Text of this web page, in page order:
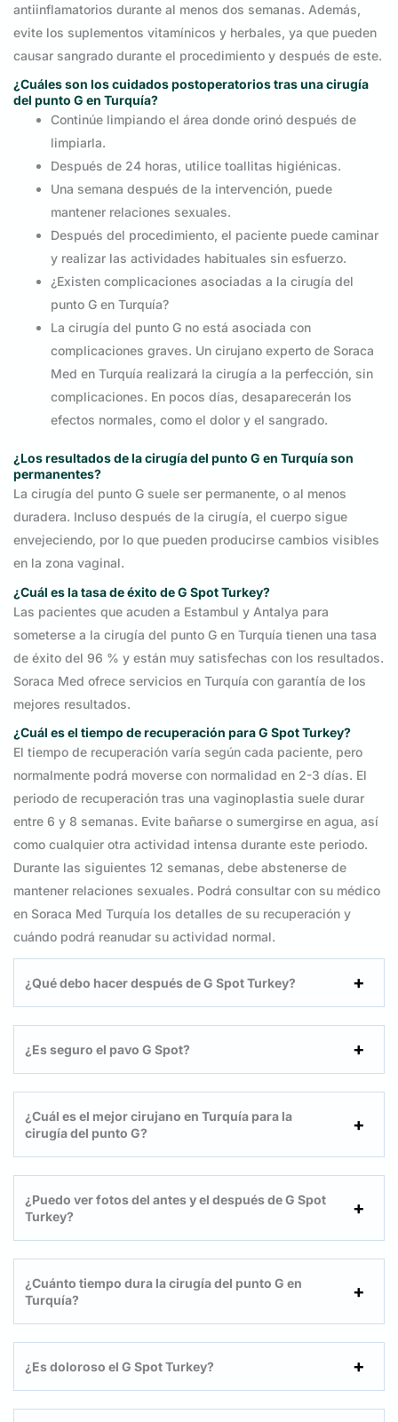
antiinflamatorios durante al menos dos semanas. Además,
evite los suplementos vitamínicos y herbales, ya que pueden
causar sangrado durante el procedimiento y después de este.
¿Cuáles son los cuidados postoperatorios tras una cirugía
del punto G en Turquía?
Continúe limpiando el área donde orinó después de
limpiarla.
Después de 24 horas, utilice toallitas higiénicas.
Una semana después de la intervención, puede
mantener relaciones sexuales.
Después del procedimiento, el paciente puede caminar
y realizar las actividades habituales sin esfuerzo.
¿Existen complicaciones asociadas a la cirugía del
punto G en Turquía?
La cirugía del punto G no está asociada con
complicaciones graves. Un cirujano experto de Soraca
Med en Turquía realizará la cirugía a la perfección, sin
complicaciones. En pocos días, desaparecerán los
efectos normales, como el dolor y el sangrado.
¿Los resultados de la cirugía del punto G en Turquía son
permanentes?
La cirugía del punto G suele ser permanente, o al menos
duradera. Incluso después de la cirugía, el cuerpo sigue
envejeciendo, por lo que pueden producirse cambios visibles
en la zona vaginal.
¿Cuál es la tasa de éxito de G Spot Turkey?
Las pacientes que acuden a Estambul y Antalya para
someterse a la cirugía del punto G en Turquía tienen una tasa
de éxito del 96 % y están muy satisfechas con los resultados.
Soraca Med ofrece servicios en Turquía con garantía de los
mejores resultados.
¿Cuál es el tiempo de recuperación para G Spot Turkey?
El tiempo de recuperación varía según cada paciente, pero
normalmente podrá moverse con normalidad en 2-3 días. El
periodo de recuperación tras una vaginoplastia suele durar
entre 6 y 8 semanas. Evite bañarse o sumergirse en agua, así
como cualquier otra actividad intensa durante este periodo.
Durante las siguientes 12 semanas, debe abstenerse de
mantener relaciones sexuales. Podrá consultar con su médico
en Soraca Med Turquía los detalles de su recuperación y
cuándo podrá reanudar su actividad normal.
¿Qué debo hacer después de G Spot Turkey?
¿Es seguro el pavo G Spot?
¿Cuál es el mejor cirujano en Turquía para la
cirugía del punto G?
¿Puedo ver fotos del antes y el después de G Spot
Turkey?
¿Cuánto tiempo dura la cirugía del punto G en
Turquía?
¿Es doloroso el G Spot Turkey?